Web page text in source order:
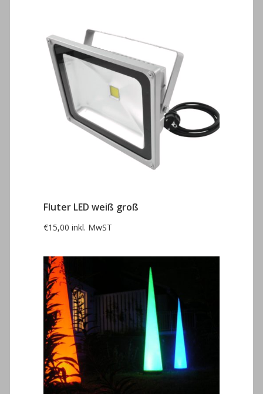
Fluter LED weiß groß
€15,00 inkl. MwST